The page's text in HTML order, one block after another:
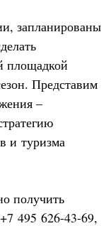
запланированы
площадкой
Представим
–
и туризма
получить
495 626-43-69,